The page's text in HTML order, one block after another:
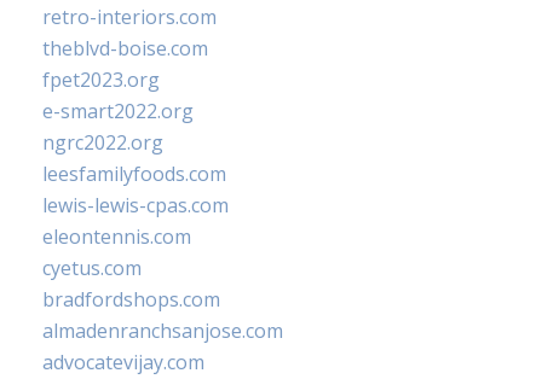
retro-interiors.com
theblvd-boise.com
fpet2023.org
e-smart2022.org
ngrc2022.org
leesfamilyfoods.com
lewis-lewis-cpas.com
eleontennis.com
cyetus.com
bradfordshops.com
almadenranchsanjose.com
advocatevijay.com